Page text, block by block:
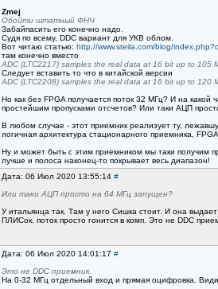
Zmej
Обойти штатный ФНЧ
Забайпасить его конечно надо.
Судя по всему, DDC вариант для УКВ облом.
Вот читаю статью: http://www.steila.com/blog/
там конечно вместо
ADC (LTC2217) samples the real data at 16 bit up to 105
Следует вставить то что в китайской версии
ADC (LTC2208) samples the real data at 16 bit up to 120
Но как без FPGA получается поток 32 МГц? И на
простейшим пропусками отсчетов? Или таки АЦП
В любом случае - этот приемник реализует ту,
логичная архитектура стационарного приемника,
Ну и может быть с этим приемником мы таки получим
лучше и полоса наконец-то покрывает весь диапазон!
Дата: 06 Июл 2020 13:55:14 #
Или таки АЦП просто на 64 МГц запущен?
У итальянца так. Там у него Сишка стоит. И она
ПЛИСок. поток просто гонится в комп. Это не DDC
Дата: 06 Июл 2020 14:01:17 #
Это не DDC приемник.
На 0-32 МГц отдельный вход и прямая оцифровка.